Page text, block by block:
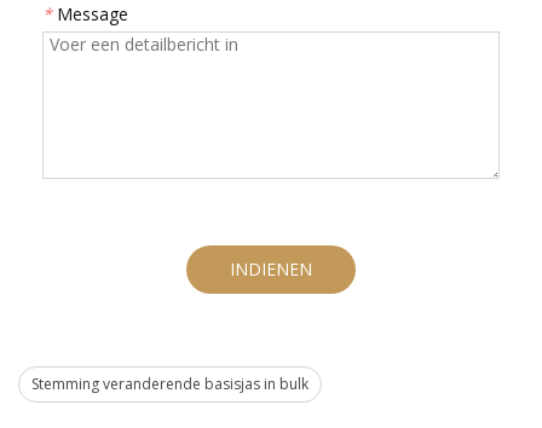
* Message
INDIENEN
Stemming veranderende basisjas in bulk